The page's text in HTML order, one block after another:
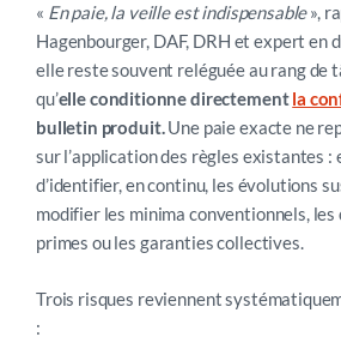
« En paie, la veille est indispensable»,
Hagenbourger, DAF, DRH et expert en
elle reste souvent reléguée au rang de
qu’elle conditionne directementla
bulletin produit.Une paie exacte ne
sur l’application des règles existantes :
d’identifier, en continu, les évolutions
modifier les minima conventionnels,
primes ou les garanties collectives.
Trois risques reviennent
: